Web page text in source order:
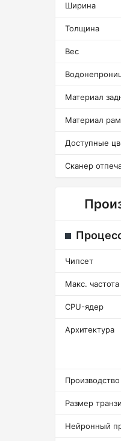
Ширина
Толщина
Вес
Материал
Материал
Доступные
Сканер
Чипсет
Макс. частота
CPU-ядер
Архитектура
Производство
Размер
Нейронный